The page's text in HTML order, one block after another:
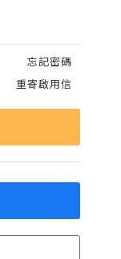
忘記密碼
重寄啟用信